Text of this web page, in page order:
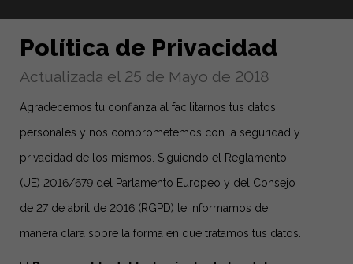
Política de Privacidad
Actualizada el 25 de Mayo de 2018
Agradecemos tu confianza al facilitarnos tus datos
personales y nos comprometemos con la seguridad y
privacidad de los mismos. Siguiendo el Reglamento
(UE) 2016/679 del Parlamento Europeo y del Consejo
de 27 de abril de 2016 (RGPD) te informamos de
manera clara sobre la forma en que tratamos tus datos.